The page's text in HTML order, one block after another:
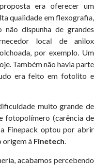
era oferecer um
qualidade em flexografia,
dispunha de grandes
local de anilox
por exemplo. Um
Também não havia parte
era feito em fotolito e
muito grande de
fotopolímero (carência de
Finepack optou por abrir
origem à Finetech.
acabamos percebendo